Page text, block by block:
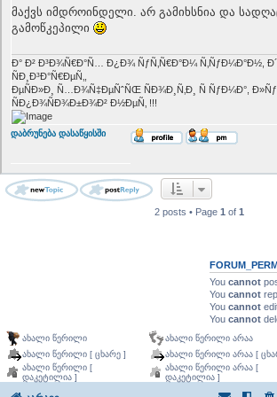
s
t
მაქვს იმდროინდელი. არ გამიხსნია და
გამოწკეპილი
Ð° Ð² Ð³Ð¾Ñ€Ð°Ñ… Ð¿Ð¾ ÑƒÑ‚Ñ€Ð°Ð¼ Ñ‚ÑƒÐ¼Ð°Ð½,
ÑÐ¸Ð³Ð°Ñ€ÐµÑ‚,
ÐµÑÐ»Ð¸ Ñ…Ð¾Ñ‡ÐµÑˆÑŒ ÑÐ¾Ð¸Ñ‚Ð¸ Ñ ÑƒÐ¼Ð°,
ÑÐ¿Ð¾ÑÐ¾Ð±Ð¾Ð² Ð½ÐµÑ‚ !!!
T
დაბრუნება დასაწყისში
2 posts • Page 1 of 1
You cannot
You cannot
You cannot
You cannot
ახალი წერილი ახალი წერილი არაა
ახალი წერილი [ ცხარე ]
ახალი წერილი არაა [
ახალი წერილი [
დაკეტილია ]
ახალი წერილი არაა [
დაკეტილია ]